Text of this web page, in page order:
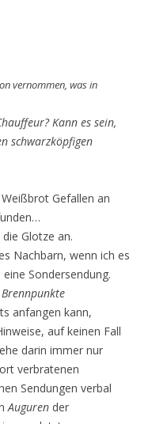
vernommen, was in
Kann es sein,
schwarzköpfigen
Gefallen an
Glotze an.
Nachbarn, wenn ich es
Sondersendung.
Brennpunkte
anfangen kann,
auf keinen Fall
darin immer nur
verbratenen
Sendungen verbal
Auguren der